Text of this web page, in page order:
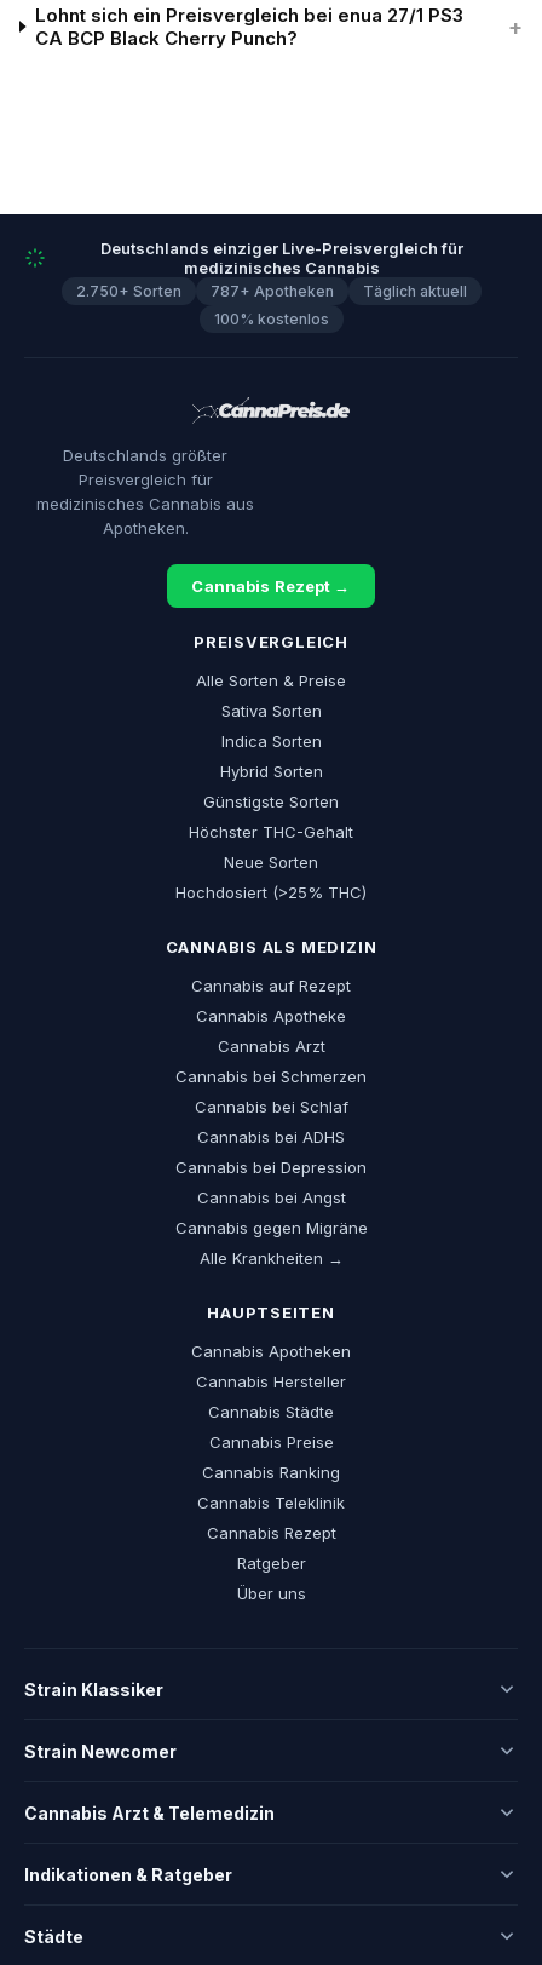
Lohnt sich ein Preisvergleich bei enua 27/1 PS3
CA BCP Black Cherry Punch?
+
Deutschlands einziger Live-Preisvergleich für
medizinisches Cannabis
2.750+ Sorten 787+ Apotheken
Täglich aktuell
100% kostenlos
Deutschlands größter
Preisvergleich für
medizinisches Cannabis aus
Apotheken.
Cannabis Rezept →
PREISVERGLEICH
Alle Sorten & Preise
Sativa Sorten
Indica Sorten
Hybrid Sorten
Günstigste Sorten
Höchster THC-Gehalt
Neue Sorten
Hochdosiert (>25% THC)
CANNABIS ALS MEDIZIN
Cannabis auf Rezept
Cannabis Apotheke
Cannabis Arzt
Cannabis bei Schmerzen
Cannabis bei Schlaf
Cannabis bei ADHS
Cannabis bei Depression
Cannabis bei Angst
Cannabis gegen Migräne
Alle Krankheiten →
HAUPTSEITEN
Cannabis Apotheken
Cannabis Hersteller
Cannabis Städte
Cannabis Preise
Cannabis Ranking
Cannabis Teleklinik
Cannabis Rezept
Ratgeber
Über uns
Strain Klassiker
Strain Newcomer
Cannabis Arzt & Telemedizin
Indikationen & Ratgeber
Städte